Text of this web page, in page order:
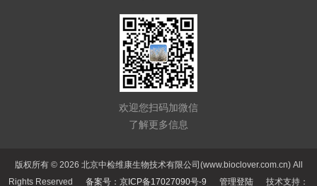
欢迎您扫码加微信
了解更多信息
版权所有 © 2026 北京中检维康生物技术有限公司(www.bioclover.com.cn) All
Rights Reserved 备案号：京ICP备17027090号-9 管理登陆 技术支持：